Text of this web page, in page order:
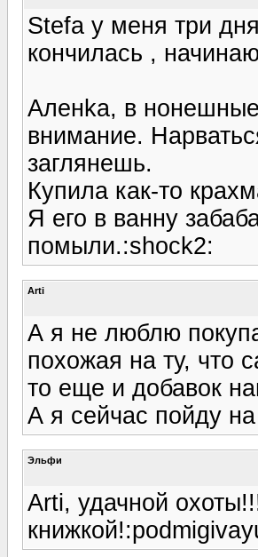
Stefa у меня три
кончилась ,
Аленka, в
внимание.
заглянешь.
Купила как-то
Я его в ванну
помыли.:shock2:
Arti
А я не люблю
похожая на ту, что
то еще и добавок
А я сейчас пойду
Эльфи
Arti, удачной